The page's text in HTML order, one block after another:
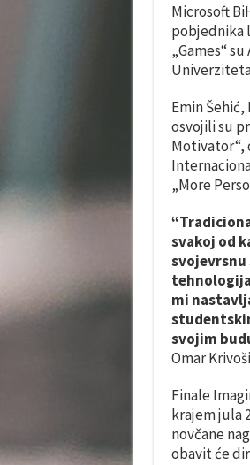
Microsoft
pobjednika
„Games“
Univerziteta
Emin
osvojili su
Motivator“,
„More
svakoj od
mi
svojim
Omar
Finale
krajem jula
novčane
obavit će